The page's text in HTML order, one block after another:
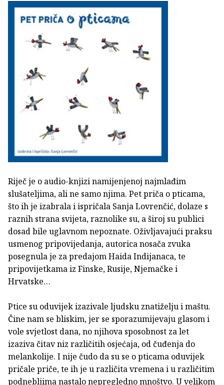
Riječ je o audio-knjizi namijenjenoj najmlađim
slušateljima, ali ne samo njima. Pet priča o pticama,
što ih je izabrala i ispričala Sanja Lovrenčić, dolaze s
raznih strana svijeta, raznolike su, a široj su publici
dosad bile uglavnom nepoznate. Oživljavajući praksu
usmenog pripovijedanja, autorica nosača zvuka
posegnula je za predajom Haida Indijanaca, te
pripovijetkama iz Finske, Rusije, Njemačke i
Hrvatske…
Ptice su oduvijek izazivale ljudsku znatiželju i maštu.
Čine nam se bliskim, jer se sporazumijevaju glasom i
vole svjetlost dana, no njihova sposobnost za let
izaziva čitav niz različitih osjećaja, od čuđenja do
melankolije. I nije čudo da su se o pticama oduvijek
pričale priče, te ih je u različita vremena i u različitim
podnebljima nastalo nepregledno mnoštvo. U velikom